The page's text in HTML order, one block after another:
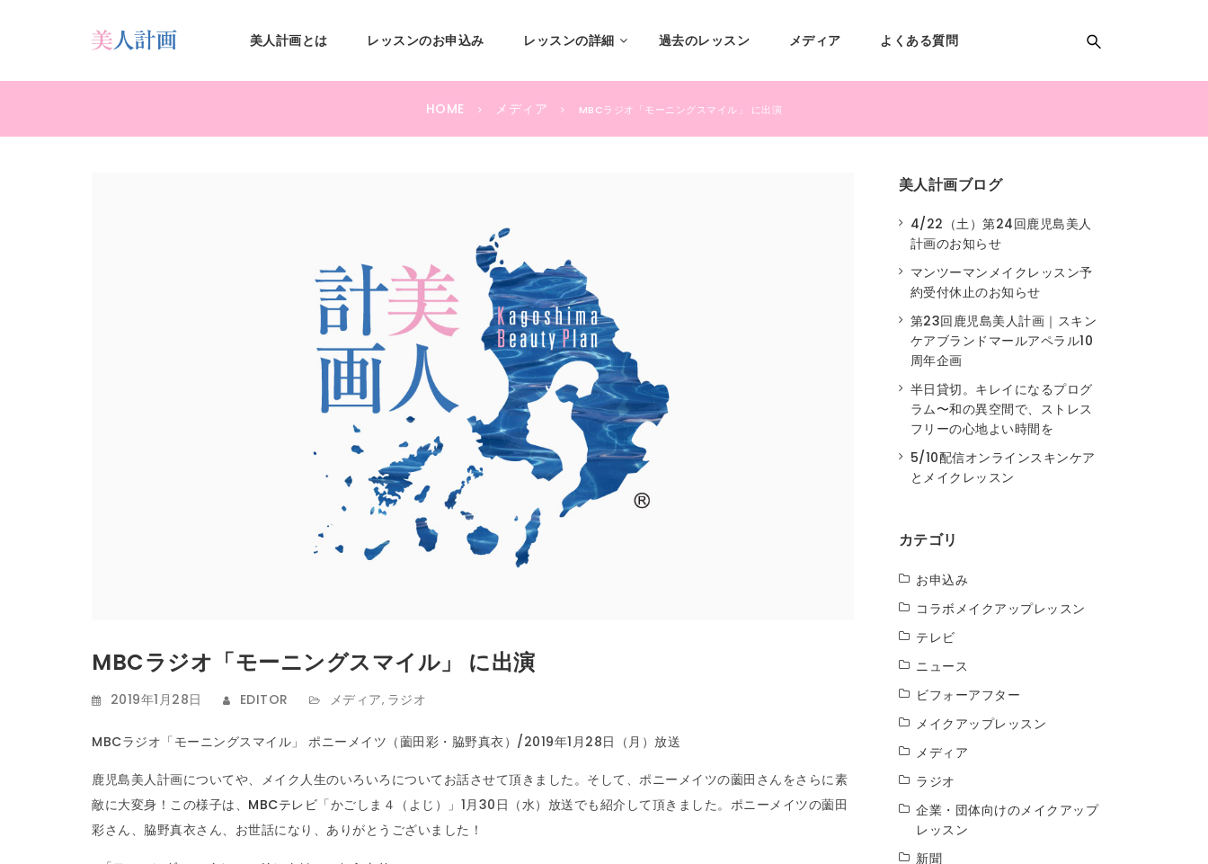
美人計画とは レッスンのお申込み レッスンの詳細 過去のレッスン メディア よくある質問
HOME メディア MBCラジオ「モーニングスマイル」 に出演
MBCラジオ「モーニングスマイル」 に出演
2019年1月28日 EDITOR メディア, ラジオ
MBCラジオ「モーニングスマイル」 ポニーメイツ（薗田彩・脇野真衣）/2019年1月28日（月）放送
鹿児島美人計画についてや、メイク人生のいろいろについてお話させて頂きました。そして、ポニーメイツの薗田さんをさらに素
敵に大変身！この様子は、 MBCテレビ 「かごしま４（よじ）」1月30日（水）放送でも紹介して頂きました。ポニーメイツの薗田
彩さん、脇野真衣さん、お世話になり、ありがとうございました！
美人計画ブログ
4/22（土）第24回鹿児島美人
計画のお知らせ
マンツーマンメイクレッスン予
約受付休止のお知らせ
第23回鹿児島美人計画｜スキン
ケアブランドマールアペラル10
周年企画
半日貸切。キレイになるプログ
ラム〜和の異空間で、ストレス
フリーの心地よい時間を
5/10配信オンラインスキンケア
とメイクレッスン
カテゴリ
お申込み
コラボメイクアップレッスン
テレビ
ニュース
ビフォーアフター
メイクアップレッスン
メディア
ラジオ
企業・団体向けのメイクアップ
レッスン
新聞